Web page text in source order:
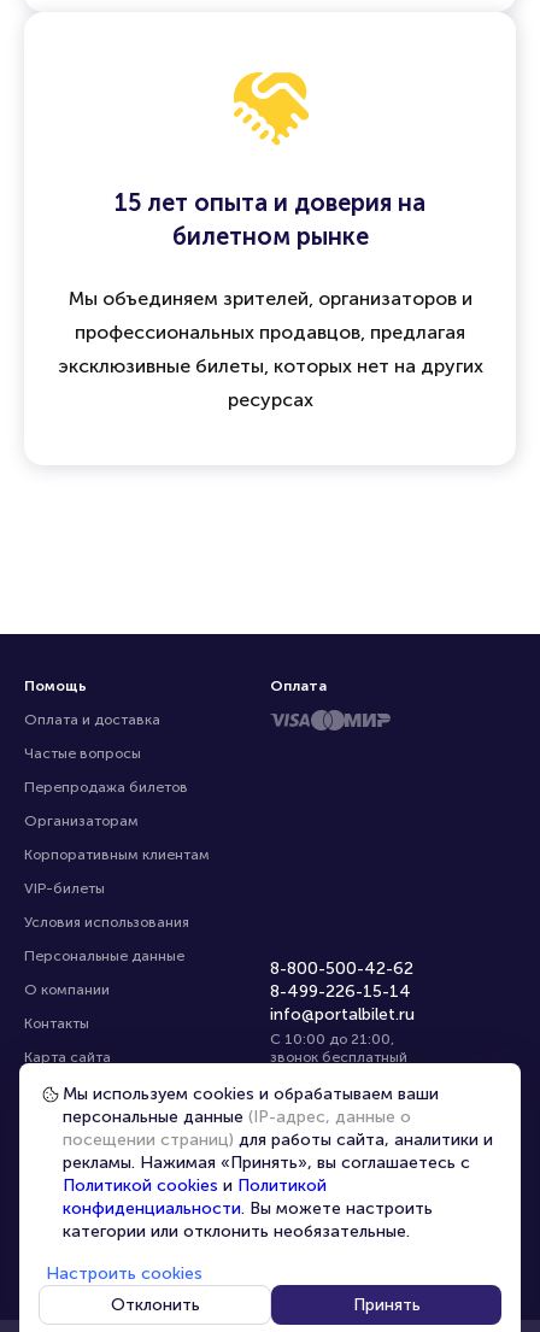
15 лет опыта и доверия на
билетном рынке
Мы объединяем зрителей, организаторов и
профессиональных продавцов, предлагая
эксклюзивные билеты, которых нет на других
ресурсах
Помощь
Оплата и доставка
Частые вопросы
Перепродажа билетов
Организаторам
Корпоративным клиентам
VIP-билеты
Условия использования
Персональные данные
О компании
Контакты
Карта сайта
Управление cookies
8-800-500-42-62
8-499-226-15-14
info@portalbilet.ru
С 10:00 до 21:00,
звонок бесплатный
Все площадки
Оплата
Главная | Екатеринбург
© 2020 - 2026 portalbilet.ru Все права защищены
Мы используем cookies и обрабатываем ваши
персональные данные (IP-адрес, данные о
посещении страниц) для работы сайта, аналитики и
рекламы. Нажимая «Принять», вы соглашаетесь с
Политикой cookies и Политикой
конфиденциальности. Вы можете настроить
категории или отклонить необязательные.
Настроить cookies
Отклонить
Принять